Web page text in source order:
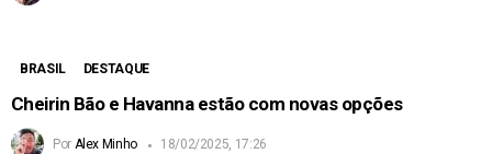
BRASIL DESTAQUE
Cheirin Bão e Havanna estão com novas opções
Por Alex Minho 18/02/2025, 17:26